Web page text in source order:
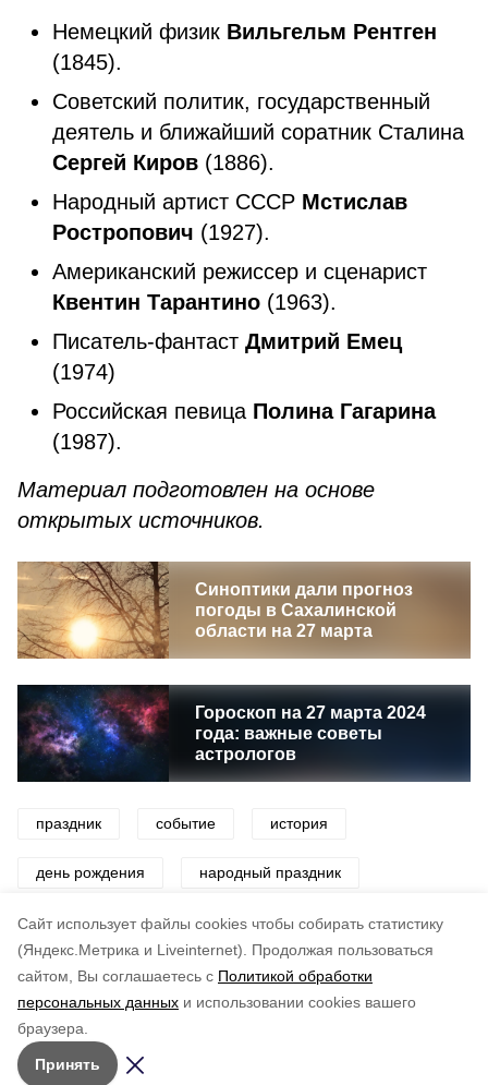
Cайт использует файлы cookies чтобы собирать статистику
(Яндекс.Метрика и Liveinternet).
Продолжая пользоваться
сайтом, Вы соглашаетесь с Политикой обработки
персональных данных и использовании cookies вашего
браузера.
Принять
Немецкий физик Вильгельм Рентген
(1845).
Советский политик, государственный
деятель и ближайший соратник Сталина
Сергей Киров (1886).
Народный артист СССР Мстислав
Ростропович (1927).
Американский режиссер и сценарист
Квентин Тарантино (1963).
Писатель-фантаст Дмитрий Емец
(1974)
Российская певица Полина Гагарина
(1987).
Материал подготовлен на основе
открытых источников.
Синоптики дали прогноз
погоды в Сахалинской
области на 27 марта
Гороскоп на 27 марта 2024
года: важные советы
астрологов
праздник событие история
день рождения народный праздник
церковный праздник
по оценке
5